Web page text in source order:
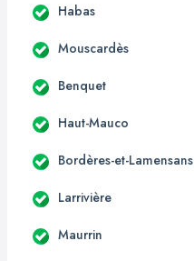
Habas
Mouscardès
Benquet
Haut-Mauco
Bordères-et-Lamensans
Larrivière
Maurrin